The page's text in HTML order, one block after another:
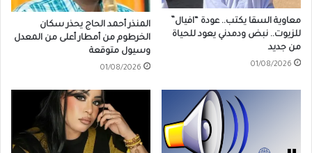
معاوية السقا يكتب.. عودة “افيال”
للزيوت.. نبض ودمدني يعود للحياة
من جديد
01/08/2026
المنذر أحمد الحاج يحذر سكان
الخرطوم من أمطار أعلى من المعدل
وسيول متوقعة
01/08/2026